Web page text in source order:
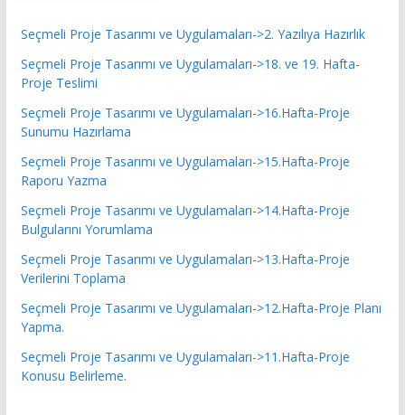
Seçmeli Proje Tasarımı ve Uygulamaları->2. Yazılıya Hazırlık
Seçmeli Proje Tasarımı ve Uygulamaları->18. ve 19. Hafta-
Proje Teslimi
Seçmeli Proje Tasarımı ve Uygulamaları->16.Hafta-Proje
Sunumu Hazırlama
Seçmeli Proje Tasarımı ve Uygulamaları->15.Hafta-Proje
Raporu Yazma
Seçmeli Proje Tasarımı ve Uygulamaları->14.Hafta-Proje
Bulgularını Yorumlama
Seçmeli Proje Tasarımı ve Uygulamaları->13.Hafta-Proje
Verilerini Toplama
Seçmeli Proje Tasarımı ve Uygulamaları->12.Hafta-Proje Planı
Yapma.
Seçmeli Proje Tasarımı ve Uygulamaları->11.Hafta-Proje
Konusu Belirleme.